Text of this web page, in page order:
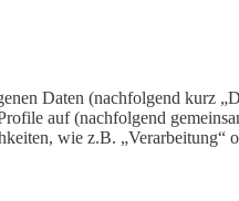
Daten (nachfolgend kurz
auf (nachfolgend
wie z.B.